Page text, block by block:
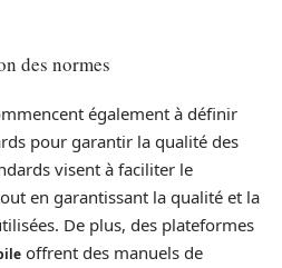
des normes
également à définir
pour garantir la qualité des
visent à faciliter le
en garantissant la qualité et la
De plus, des plateformes
offrent des manuels de